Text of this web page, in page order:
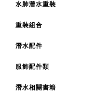
水肺潛水重裝
重裝組合
潛水配件
服飾配件類
潛水相關書籍